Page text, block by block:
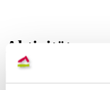
Aktivitäten